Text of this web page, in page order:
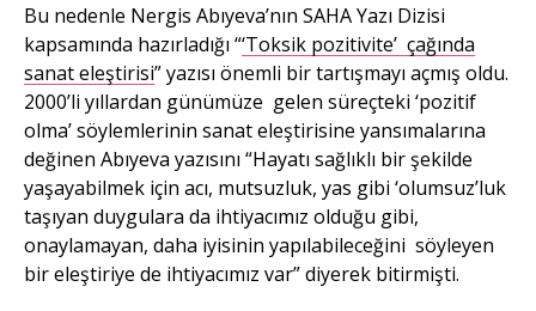
Bu nedenle Nergis Abıyeva’nın SAHA Yazı Dizisi
kapsamında hazırladığı “‘Toksik pozitivite’ çağında
sanat eleştirisi” yazısı önemli bir tartışmayı açmış oldu.
2000’li yıllardan günümüze gelen süreçteki ‘pozitif
olma’ söylemlerinin sanat eleştirisine yansımalarına
değinen Abıyeva yazısını “Hayatı sağlıklı bir şekilde
yaşayabilmek için acı, mutsuzluk, yas gibi ‘olumsuz’luk
taşıyan duygulara da ihtiyacımız olduğu gibi,
onaylamayan, daha iyisinin yapılabileceğini söyleyen
bir eleştiriye de ihtiyacımız var” diyerek bitirmişti.